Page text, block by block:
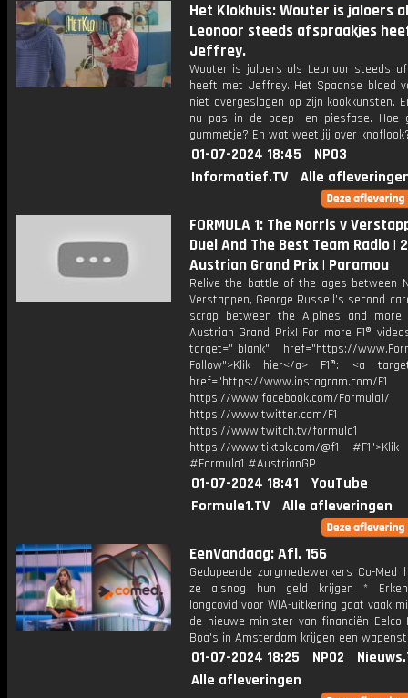
Het Klokhuis: Wouter is jaloers
Leonoor steeds afspraakjes
Jeffrey.
Wouter is jaloers als Leonoor steeds
heeft met Jeffrey. Het Spaanse bloed
niet overgeslagen op zijn kookkunsten.
nu pas in de poep- en piesfase. Hoe
gummetje? En wat weet jij over
01-07-2024 18:45
NPO3
Informatief.TV
Alle
FORMULA 1: The Norris v
Duel And The Best Team Radio |
Austrian Grand Prix | Paramou
Relive the battle of the ages between
Verstappen, George Russell’s second
scrap between the Alpines and
Austrian Grand Prix! For more F1®
target="_blank" href="https://
Follow">Klik hier</a> F1®: <a
href="https://www.instagram.com/F1
https://www.facebook.com/Formula1/
https://www.twitter.com/F1
https://www.twitch.tv/formula1
https://www.tiktok.com/@f1
#Formula1 #AustrianGP
01-07-2024 18:41
YouTube
Formule1.TV
Alle afleveringen
EenVandaag: Afl. 156
Gedupeerde zorgmedewerkers Co-Med
ze alsnog hun geld krijgen *
longcovid voor WIA-uitkering gaat vaak
de nieuwe minister van financiën Eelco
Boa's in Amsterdam krijgen een
01-07-2024 18:25 NPO2
Alle afleveringen